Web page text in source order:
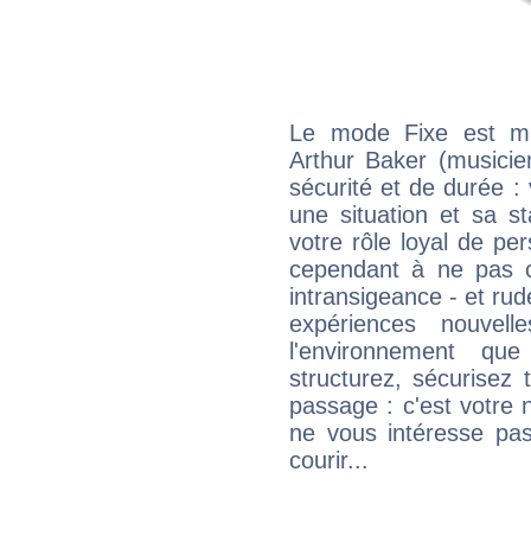
Le mode Fixe est
Arthur Baker
sécurité et de durée :
une situation et sa
votre rôle loyal de
cependant à ne pas
intransigeance - et
expériences
l'environnement
structurez, sécurisez
passage : c'est votre
ne vous intéresse
courir...